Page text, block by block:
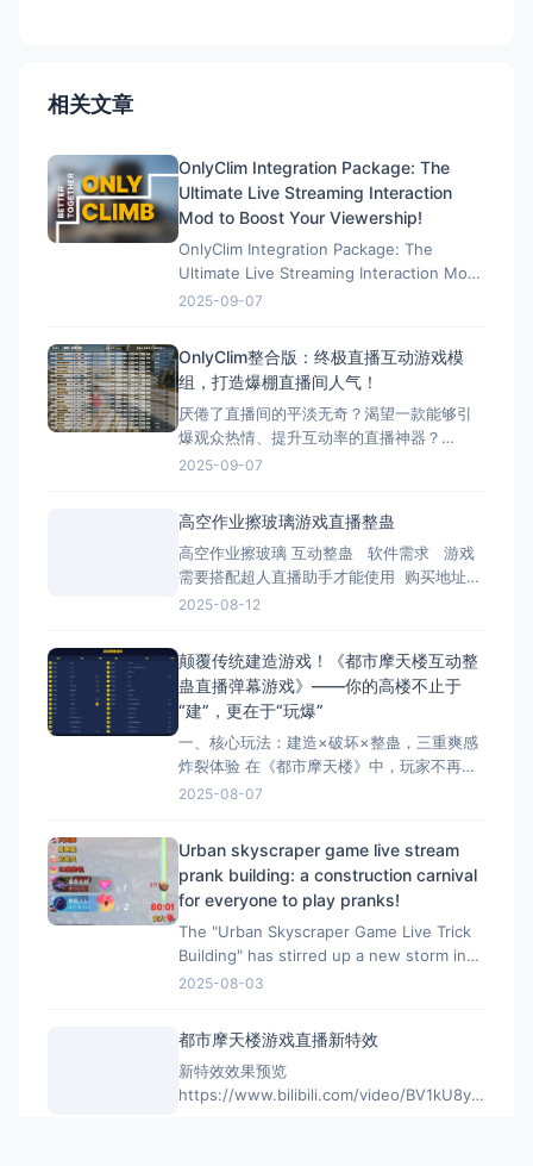
相关文章
OnlyClim Integration Package: The
Ultimate Live Streaming Interaction
Mod to Boost Your Viewership!
OnlyClim Integration Package: The
Ultimate Live Streaming Interaction Mod
to Boost Your Viewership! 效果演示：
2025-09-07
OnlyClim整合版：终极直播互动游戏模
组，打造爆棚直播间人气！
厌倦了直播间的平淡无奇？渴望一款能够引
爆观众热情、提升互动率的直播神器？
OnlyClim整合版正是为您量身打造的终极解
无数人气主播的秘密武器。 效果演示：
https://cax8is1vtoe.feishu.c
2025-09-07
高空作业擦玻璃游戏直播整蛊
高空作业擦玻璃 互动整蛊 软件需求 游戏
需要搭配超人直播助手才能使用 购买地址：
https://game.tomienn.com/?sid=22 下
2025-08-12
颠覆传统建造游戏！《都市摩天楼互动整
蛊直播弹幕游戏》——你的高楼不止于
“建”，更在于“玩爆”​
一、核心玩法：建造×破坏×整蛊，三重爽感
炸裂体验​ 在《都市摩天楼》中，玩家不再只
是枯燥堆叠楼层的“建筑师”，而是化身掌控全
层”，再到“神龙修复400层”，道具系统融合
中式幽默与科幻脑洞。 ✅
2025-08-07
Urban skyscraper game live stream
prank building: a construction carnival
for everyone to play pranks!
The "Urban Skyscraper Game Live Trick
Building" has stirred up a new storm in
the live gaming industry, taking the
2025-08-03
都市摩天楼游戏直播新特效
新特效效果预览
https://www.bilibili.com/video/BV1kU8yzpEtJ/?